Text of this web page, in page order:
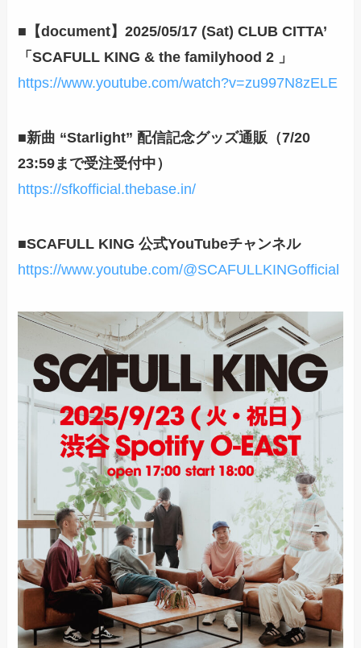
■【document】2025/05/17 (Sat) CLUB CITTA’
「SCAFULL KING & the familyhood 2 」
https://www.youtube.com/watch?v=zu997N8zELE
■新曲 “Starlight” 配信記念グッズ通販（7/20
23:59まで受注受付中）
https://sfkofficial.thebase.in/
■SCAFULL KING 公式YouTubeチャンネル
https://www.youtube.com/@SCAFULLKINGofficial